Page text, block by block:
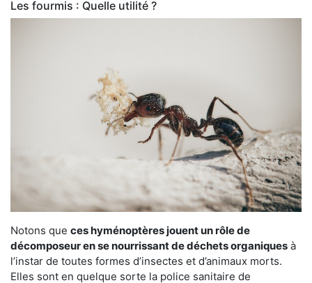
Les fourmis : Quelle utilité ?
Notons que ces hyménoptères jouent un rôle de
décomposeur en se nourrissant de déchets organiques à
l’instar de toutes formes d’insectes et d’animaux morts.
Elles sont en quelque sorte la police sanitaire de